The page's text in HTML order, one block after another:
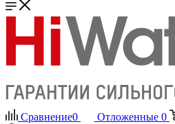
Сравнение0 Отложенные 0